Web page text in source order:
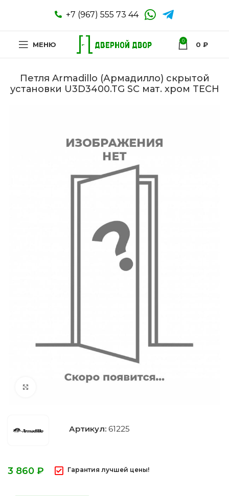
+7 (967) 555 73 44
МЕНЮ 0 0 ₽
Петля Armadillo (Армадилло) скрытой
установки U3D3400.TG SC мат. хром TECH
Артикул: 61225
₽ Гарантия лучшей цены!